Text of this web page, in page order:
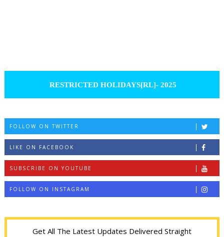
RESTRICTED HOLIDAYS[RL]- 2025
FOLLOW ON TWITTER
LIKE ON FACEBOOK
SUBSCRIBE ON YOUTUBE
FOLLOW ON INSTAGRAM
Get All The Latest Updates Delivered Straight